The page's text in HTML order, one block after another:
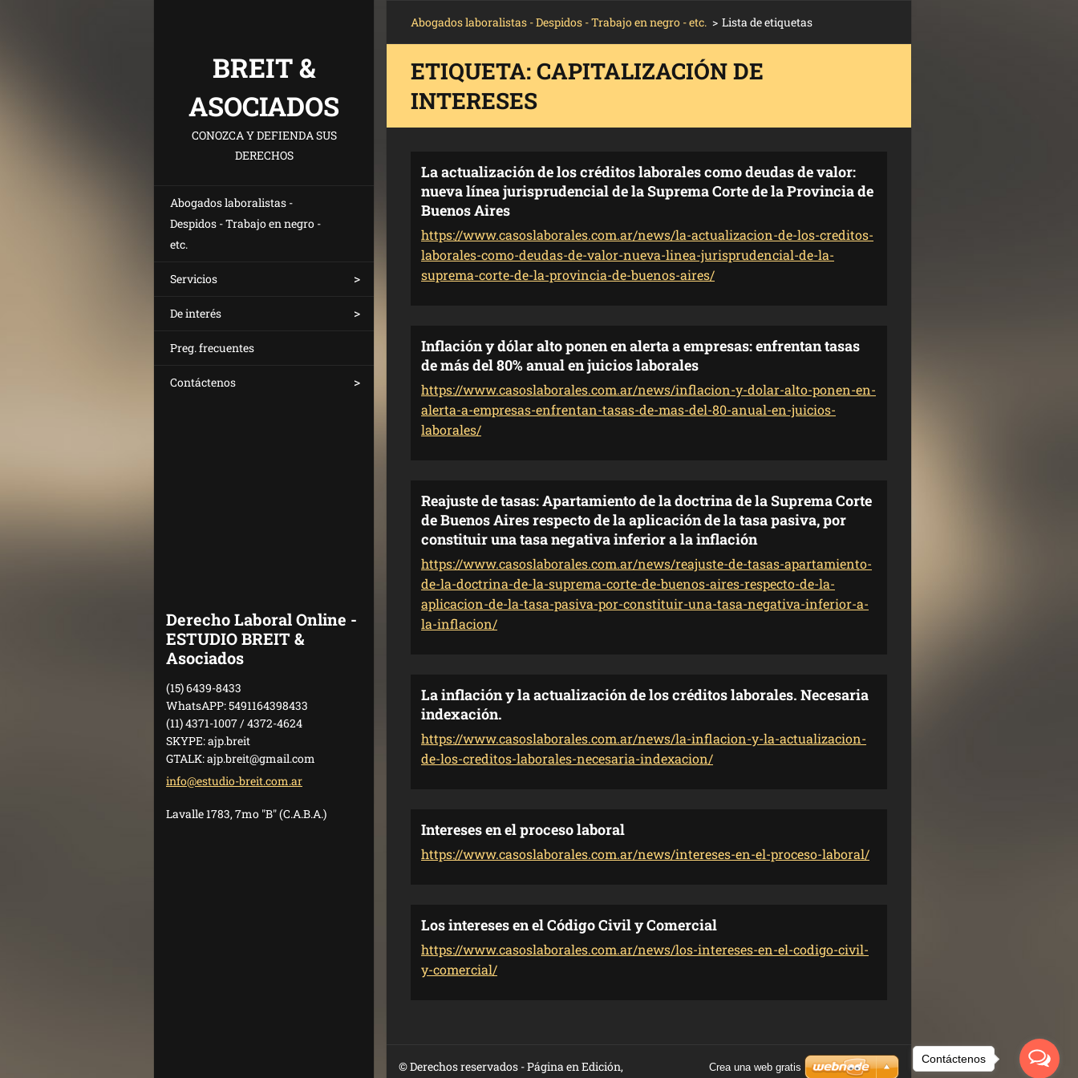
BREIT &
ASOCIADOS
CONOZCA Y DEFIENDA SUS
DERECHOS
Abogados laboralistas -
Despidos - Trabajo en negro -
etc.
Servicios
De interés
Preg. frecuentes
Contáctenos
Derecho Laboral Online -
ESTUDIO BREIT &
Asociados
(15) 6439-8433
WhatsAPP: 5491164398433
(11) 4371-1007 / 4372-4624
SKYPE: ajp.breit
GTALK: ajp.breit@gmail.com
info@estudio-breit.com.ar
Lavalle 1783, 7mo "B" (C.A.B.A.)
Abogados laboralistas - Despidos - Trabajo en negro - etc. > Lista de etiquetas
ETIQUETA: CAPITALIZACIÓN DE
INTERESES
La actualización de los créditos laborales como deudas de valor:
nueva línea jurisprudencial de la Suprema Corte de la Provincia de
Buenos Aires
https://www.casoslaborales.com.ar/news/la-actualizacion-de-los-creditos-
laborales-como-deudas-de-valor-nueva-linea-jurisprudencial-de-la-
suprema-corte-de-la-provincia-de-buenos-aires/
Inflación y dólar alto ponen en alerta a empresas: enfrentan tasas
de más del 80% anual en juicios laborales
https://www.casoslaborales.com.ar/news/inflacion-y-dolar-alto-ponen-en-
alerta-a-empresas-enfrentan-tasas-de-mas-del-80-anual-en-juicios-
laborales/
Reajuste de tasas: Apartamiento de la doctrina de la Suprema Corte
de Buenos Aires respecto de la aplicación de la tasa pasiva, por
constituir una tasa negativa inferior a la inflación
https://www.casoslaborales.com.ar/news/reajuste-de-tasas-apartamiento-
de-la-doctrina-de-la-suprema-corte-de-buenos-aires-respecto-de-la-
aplicacion-de-la-tasa-pasiva-por-constituir-una-tasa-negativa-inferior-a-
la-inflacion/
La inflación y la actualización de los créditos laborales. Necesaria
indexación.
https://www.casoslaborales.com.ar/news/la-inflacion-y-la-actualizacion-
de-los-creditos-laborales-necesaria-indexacion/
Intereses en el proceso laboral
https://www.casoslaborales.com.ar/news/intereses-en-el-proceso-laboral/
Los intereses en el Código Civil y Comercial
https://www.casoslaborales.com.ar/news/los-intereses-en-el-codigo-civil-
y-comercial/
© Derechos reservados - Página en Edición,
Crea una web gratis
Contáctenos